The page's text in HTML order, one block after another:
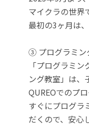
マイクラの世界
最初の3ヶ月は
③ プログラミン
「プログラミ
ング教室」は、
QUREOでのプ
すぐにプログラ
だくので、安心